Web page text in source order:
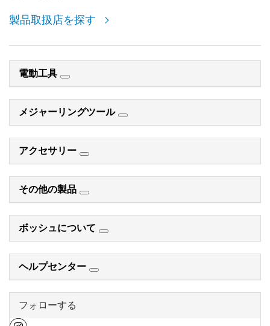
製品取扱店を探す
電動工具
メジャーリングツール
アクセサリー
その他の製品
ボッシュについて
ヘルプセンター
フォローする